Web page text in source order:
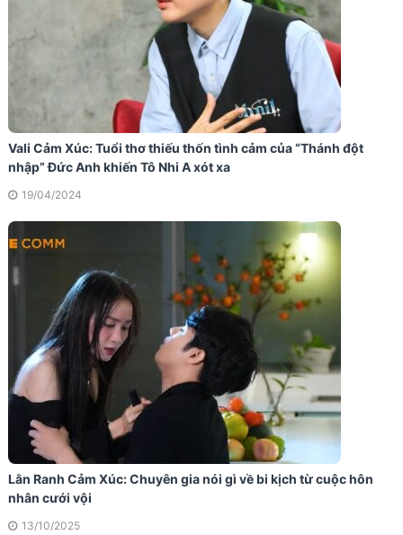
Vali Cảm Xúc: Tuổi thơ thiếu thốn tình cảm của “Thánh đột
nhập” Đức Anh khiến Tô Nhi A xót xa
19/04/2024
Lằn Ranh Cảm Xúc: Chuyên gia nói gì về bi kịch từ cuộc hôn
nhân cưới vội
13/10/2025